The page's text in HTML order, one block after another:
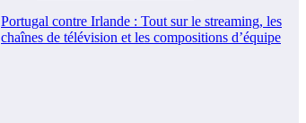
Portugal contre Irlande : Tout sur le streaming, les
chaînes de télévision et les compositions d’équipe